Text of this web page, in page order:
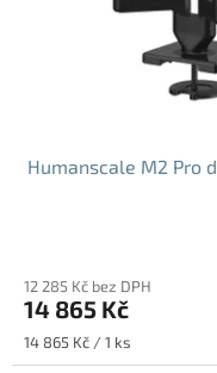
Humanscale M2 Pro
12 285 Kč bez DPH
14 865 Kč
Měrná
cena:
14 865 Kč / 1 ks